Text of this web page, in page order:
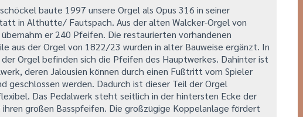
baute 1997 unsere Orgel als Opus 316 in seiner
in Althütte/ Fautspach. Aus der alten Walcker-Orgel von
er 240 Pfeifen. Die restaurierten vorhandenen
aus der Orgel von 1822/23 wurden in alter Bauweise ergänzt. In
Orgel befinden sich die Pfeifen des Hauptwerkes. Dahinter ist
deren Jalousien können durch einen Fußtritt vom Spieler
geschlossen werden. Dadurch ist dieser Teil der Orgel
Das Pedalwerk steht seitlich in der hintersten Ecke der
ihren großen Basspfeifen. Die großzügige Koppelanlage fördert